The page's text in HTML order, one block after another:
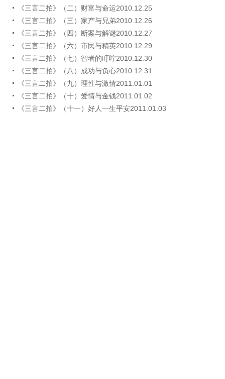
《三言二拍》（二）财富与命运2010.12.25
《三言二拍》（三）家产与兄弟2010.12.26
《三言二拍》（四）断案与解谜2010.12.27
《三言二拍》（六）市民与精英2010.12.29
《三言二拍》（七）智者的叮咛2010.12.30
《三言二拍》（八）成功与负心2010.12.31
《三言二拍》（九）理性与激情2011.01.01
《三言二拍》（十）爱情与金钱2011.01.02
《三言二拍》（十一）好人一生平安2011.01.03